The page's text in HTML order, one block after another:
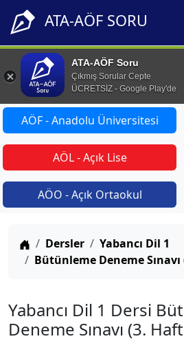
ATA-AÖF SORU
ATA-AÖF Soru
Çıkmış Sorular Cepte
ÜCRETSİZ - Google Play'de
AÖF - Anadolu Üniversitesi
AÖL - Açık Lise
AÖO - Açık Ortaokul
Anasayfa
Dersler
Yabancı Dil 1
Bütünleme Deneme
Yabancı Dil 1 Dersi
Deneme Sınavı (3.